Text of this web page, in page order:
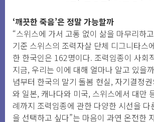
‘깨끗한 죽음’은 정말 가능할까
“스위스에 가서 고통 없이 삶을 마무리하
기준 스위스의 조력자살 단체 디그니타스
한 한국인은 162명이다. 조력임종이 사회
지금, 우리는 이에 대해 얼마나 알고 있을
념부터 한국의 말기 돌봄 현실, 자기결정
와 일본, 캐나다와 미국, 스위스에서 대만
례까지 조력임종에 관한 다양한 시선을 다
을 선택하고 싶다”는 마음이 과연 온전한